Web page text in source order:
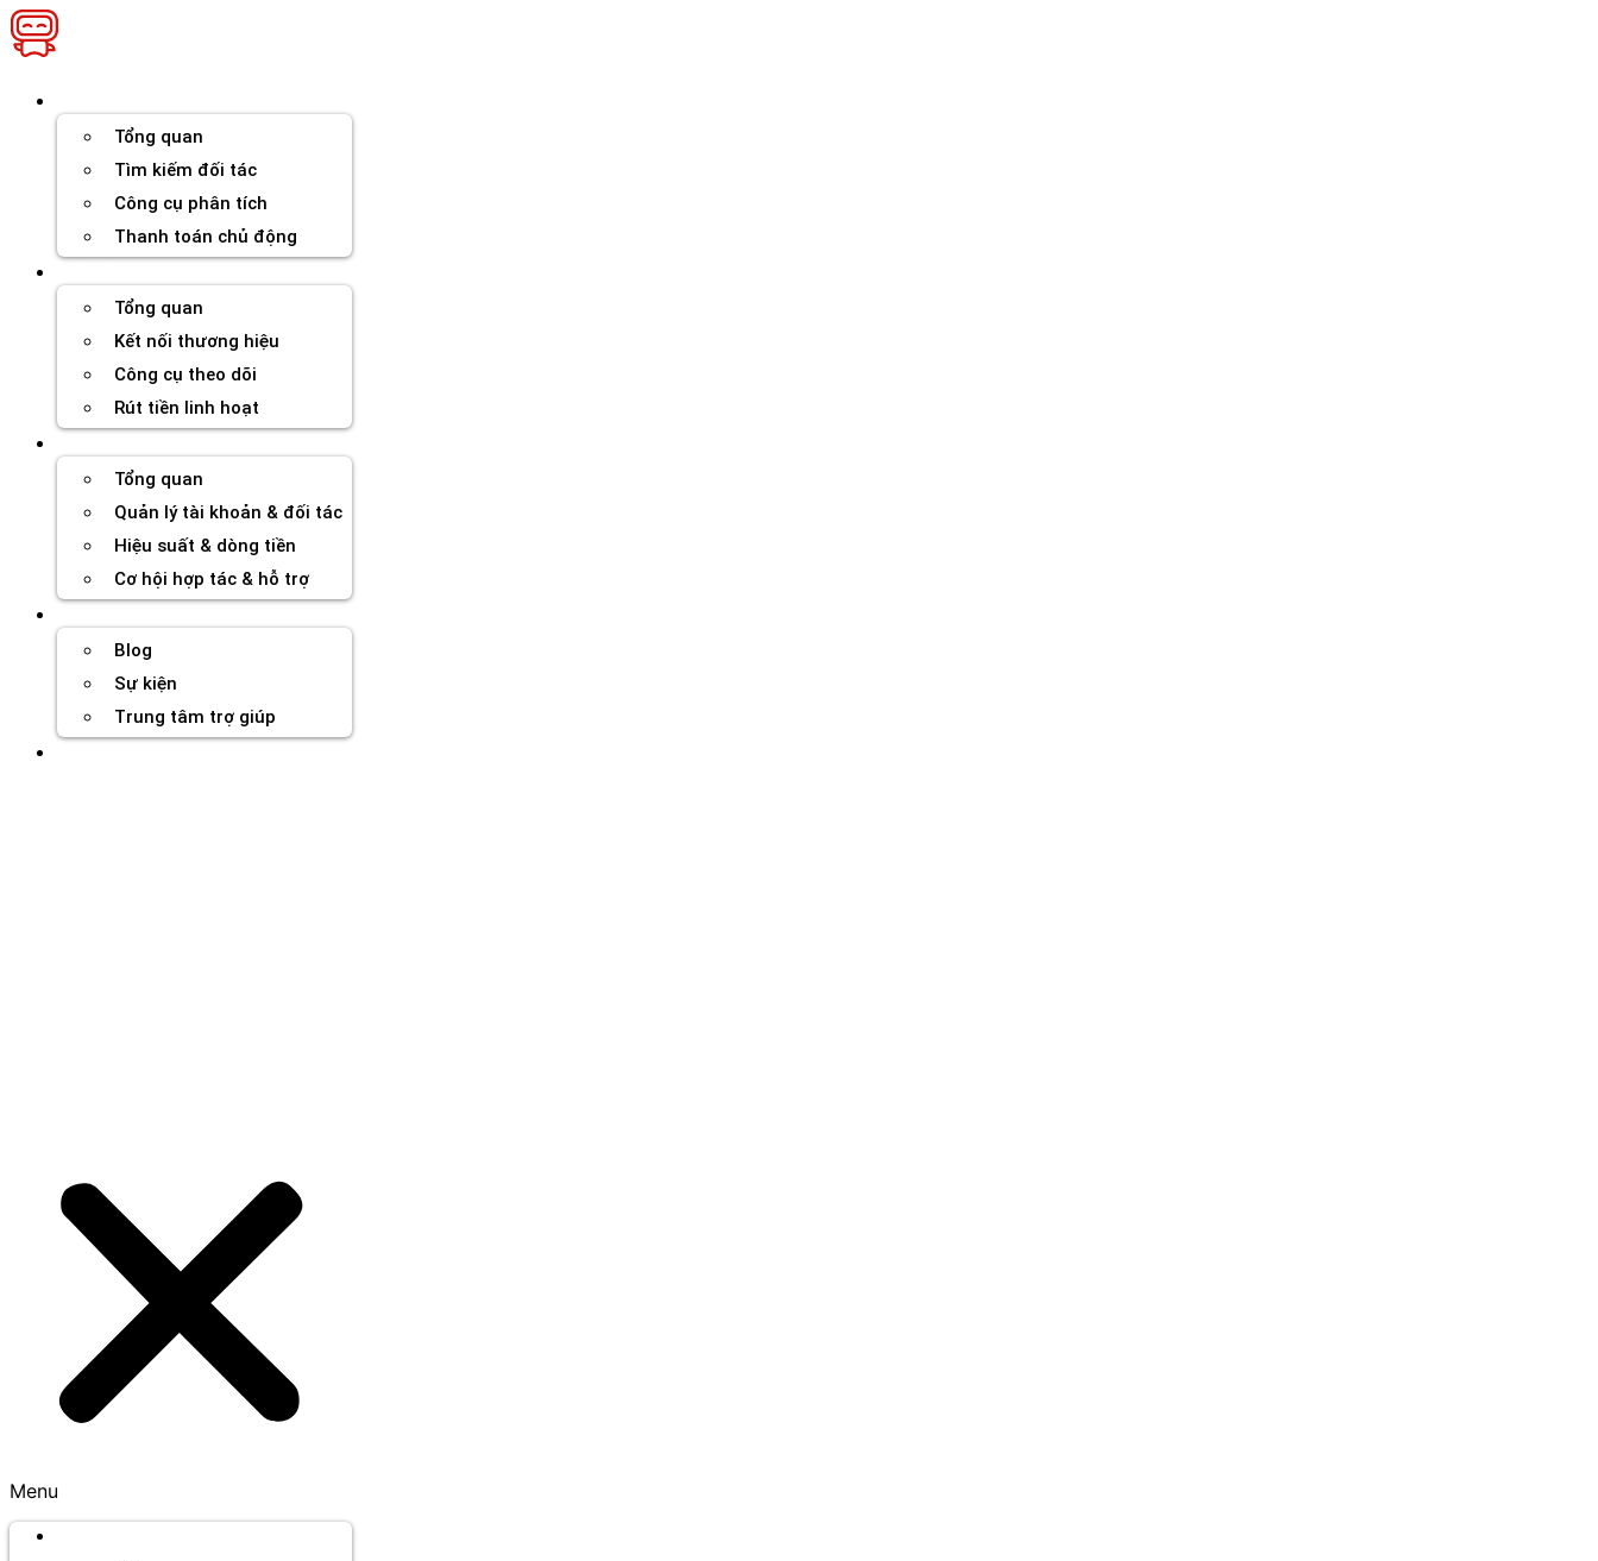
Chuyển
đến
Tổng quan
Tìm kiếm đối tác
Công cụ phân tích
Thanh toán chủ động
Tổng quan
Kết nối thương hiệu
Công cụ theo dõi
Rút tiền linh hoạt
Tổng quan
Quản lý tài khoản & đối tác
Hiệu suất & dòng tiền
Cơ hội hợp tác & hỗ trợ
Blog
Sự kiện
Trung tâm trợ giúp
Menu